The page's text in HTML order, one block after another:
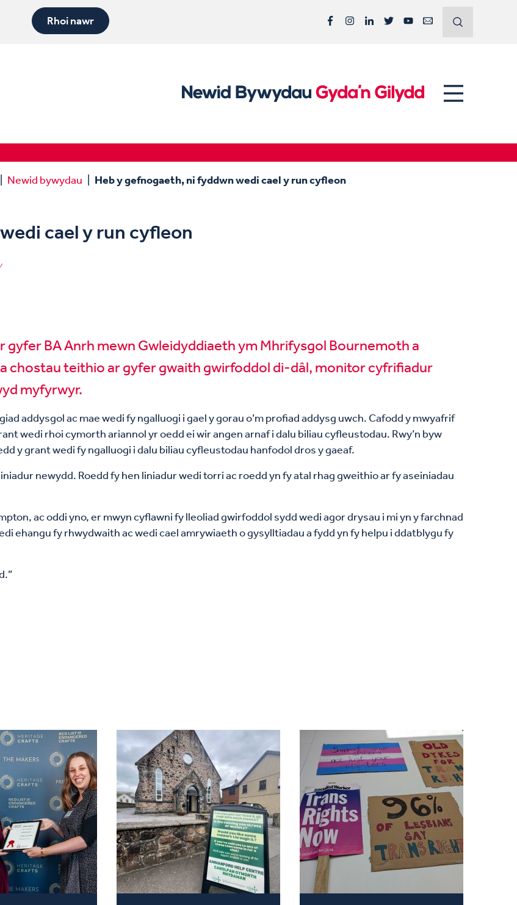
Rhoi nawr
Newid bywydau Heb y gefnogaeth, ni fyddwn wedi cael y run cyfleon
cael y run cyfleon
gyfer BA Anrh mewn Gwleidyddiaeth ym Mhrifysgol Bournemoth a
chostau teithio ar gyfer gwaith gwirfoddol di-dâl, monitor cyfrifiadur
myfyrwyr.
addysgol ac mae wedi fy ngalluogi i gael y gorau o’m profiad addysg uwch. Cafodd y mwyafrif
wedi rhoi cymorth ariannol yr oedd ei wir angen arnaf i dalu biliau cyfleustodau. Rwy’n byw
y grant wedi fy ngalluogi i dalu biliau cyfleustodau hanfodol dros y gaeaf.
newydd. Roedd fy hen liniadur wedi torri ac roedd yn fy atal rhag gweithio ar fy aseiniadau
ac oddi yno, er mwyn cyflawni fy lleoliad gwirfoddol sydd wedi agor drysau i mi yn y farchnad
ehangu fy rhwydwaith ac wedi cael amrywiaeth o gysylltiadau a fydd yn fy helpu i ddatblygu fy